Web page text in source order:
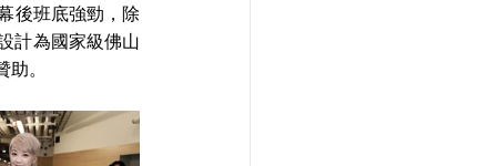
後班底強勁，除
計為國家級佛山
助。